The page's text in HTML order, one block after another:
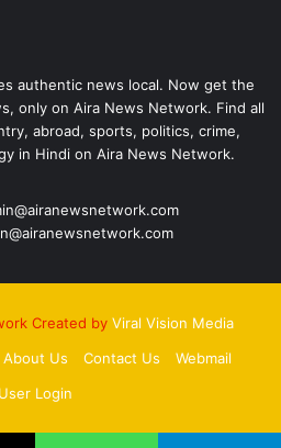
authentic news local. Now get the
only on Aira News Network. Find all
abroad, sports, politics, crime,
in Hindi on Aira News Network.
Created by Viral Vision Media
About Us Contact Us
Webmail
User Login